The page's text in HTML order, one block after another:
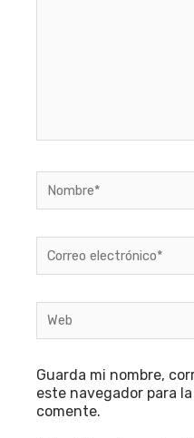
electrónico*
Guarda mi nombre,
este navegador para
comente.